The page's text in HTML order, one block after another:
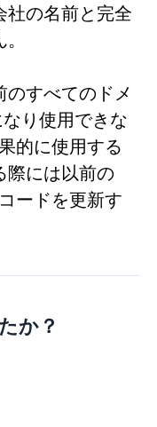
社の名前と完全
のすべてのドメ
り使用できな
的に使用する
際には以前の
ードを更新す
か？